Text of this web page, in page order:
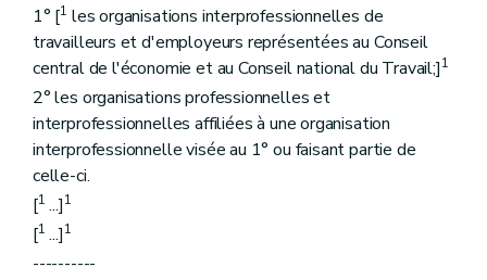
1° [1 les organisations interprofessionnelles de
travailleurs et d'employeurs représentées au Conseil
central de l'économie et au Conseil national du Travail;]1
2° les organisations professionnelles et
interprofessionnelles affiliées à une organisation
interprofessionnelle visée au 1° ou faisant partie de
celle-ci.
[1 ...]1
[1 ...]1
----------